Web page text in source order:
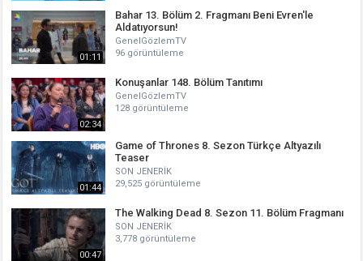
01:11
Bahar 13. Bölüm 2. Fragmanı Beni Evren'le
Aldatıyorsun!
GenelGözlemTV
96 görüntüleme
02:34
Konuşanlar 148. Bölüm Tanıtımı
GenelGözlemTV
128 görüntüleme
01:44
Game of Thrones 8. Sezon Türkçe Altyazılı
Teaser
SON JENERİK
29,525 görüntüleme
00:47
The Walking Dead 8. Sezon 11. Bölüm Fragmanı
SON JENERİK
3,778 görüntüleme